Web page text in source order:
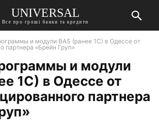
UNIVERSAL
Все про гроші банки та кредити
и модули BAS (ранее 1C) в Одессе от
партнера «Брейн Груп»
и модули
1C) в Одессе от
партнера